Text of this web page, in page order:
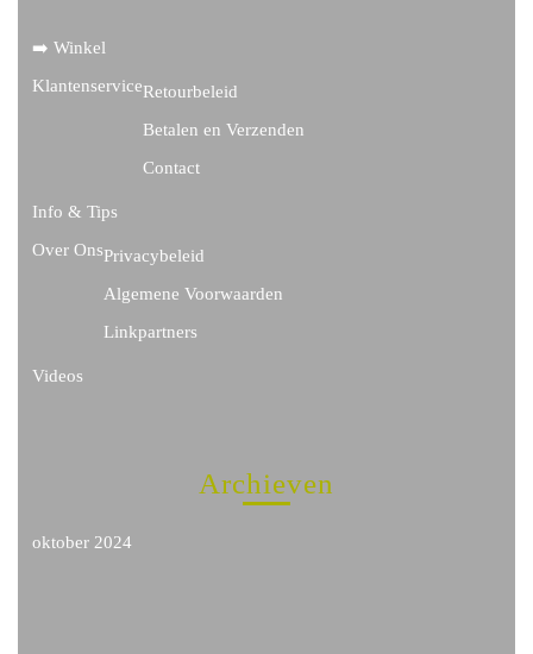
➡️ Winkel
KlantenserviceRetourbeleid
Betalen en Verzenden
Contact
Info & Tips
Over OnsPrivacybeleid
Algemene Voorwaarden
Linkpartners
Videos
Archieven
oktober 2024